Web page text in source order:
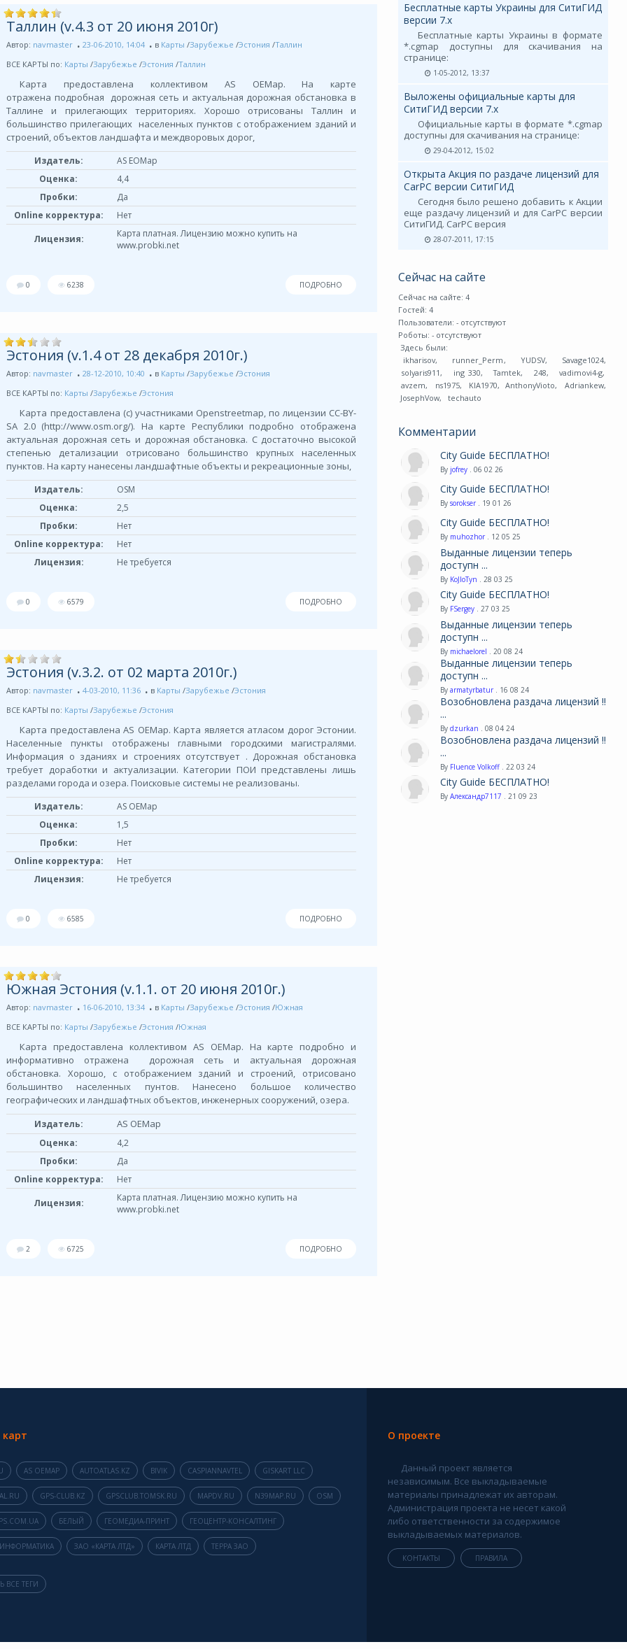
Таллин (v.4.3 от 20 июня 2010г)
Автор: navmaster 23-06-2010, 14:04 в Карты /Зарубежье /Эстония /Таллин
ВСЕ КАРТЫ по: Карты /Зарубежье /Эстония /Таллин
Карта предоставлена коллективом AS OEMap. На карте
отражена подробная дорожная сеть и актуальная дорожная обстановка в
Таллине и прилегающих территориях. Хорошо отрисованы Таллин и
большинство прилегающих населенных пунктов с отображением зданий и
строений, объектов ландшафта и междворовых дорог,
Издатель:
AS EOMap
Оценка:
4,4
Пробки:
Да
Online корректура:
Нет
Лицензия:
Карта платная. Лицензию можно купить на
www.probki.net
0 6238 ПОДРОБНО
Эстония (v.1.4 от 28 декабря 2010г.)
Автор: navmaster 28-12-2010, 10:40 в Карты /Зарубежье /Эстония
ВСЕ КАРТЫ по: Карты /Зарубежье /Эстония
Карта предоставлена (с) участниками Openstreetmap, по лицензии СС-BY-
SA 2.0 (http://www.osm.org/). На карте Республики подробно отображена
актуальная дорожная сеть и дорожная обстановка. С достаточно высокой
степенью детализации отрисовано большинство крупных населенных
пунктов. На карту нанесены ландшафтные объекты и рекреационные зоны,
Издатель:
OSM
Оценка:
2,5
Пробки:
Нет
Online корректура:
Нет
Лицензия:
Не требуется
0 6579 ПОДРОБНО
Эстония (v.3.2. от 02 марта 2010г.)
Автор: navmaster 4-03-2010, 11:36 в Карты /Зарубежье /Эстония
ВСЕ КАРТЫ по: Карты /Зарубежье /Эстония
Карта предоставлена AS OEMap. Карта является атласом дорог Эстонии.
Населенные пункты отображены главными городскими магистралями.
Информация о зданиях и строениях отсутствует . Дорожная обстановка
требует доработки и актуализации. Категории ПОИ представлены лишь
разделами города и озера. Поисковые системы не реализованы.
Издатель:
AS OEMap
Оценка:
1,5
Пробки:
Нет
Online корректура:
Нет
Лицензия:
Не требуется
0 6585 ПОДРОБНО
Южная Эстония (v.1.1. от 20 июня 2010г.)
Автор: navmaster 16-06-2010, 13:34 в Карты /Зарубежье /Эстония /Южная
ВСЕ КАРТЫ по: Карты /Зарубежье /Эстония /Южная
Карта предоставлена коллективом AS OEMap. На карте подробно и
информативно отражена дорожная сеть и актуальная дорожная
обстановка. Хорошо, с отображением зданий и строений, отрисовано
большинтво населенных пунтов. Нанесено большое количество
географических и ландшафтных объектов, инженерных сооружений, озера.
Издатель: AS OEMap
Оценка:
4,2
Пробки:
Да
Online корректура:
Нет
Лицензия:
Карта платная. Лицензию можно купить на
www.probki.net
2 6725 ПОДРОБНО
Бесплатные карты Украины для СитиГИД
версии 7.х
Бесплатные карты Украины в формате
*.cgmap доступны для скачивания на
странице:
1-05-2012, 13:37
Выложены официальные карты для
СитиГИД версии 7.х
Официальные карты в формате *.cgmap
доступны для скачивания на странице:
29-04-2012, 15:02
Открыта Акция по раздаче лицензий для
CarPC версии СитиГИД
Сегодня было решено добавить к Акции
еще раздачу лицензий и для CarPC версии
СитиГИД. CarPC версия
28-07-2011, 17:15
Сейчас на сайте
Сейчас на сайте: 4
Гостей: 4
Пользователи:- отсутствуют
Роботы:- отсутствуют
Здесь были:
ikharisov, runner_Perm, YUDSV, Savage1024,
solyaris911, ing 330, Tamtek, 248, vadimovi4-g,
avzem, ns1975, KIA1970, AnthonyVioto, Adriankew,
JosephVow, techauto
Комментарии
City Guide БЕСПЛАТНО!
By jofrey . 06 02 26
City Guide БЕСПЛАТНО!
Bysorokser . 19 01 26
City Guide БЕСПЛАТНО!
By muhozhor . 12 05 25
Выданные лицензии теперь
доступн ...
By KoJIoTyn . 28 03 25
City Guide БЕСПЛАТНО!
By FSergey . 27 03 25
Выданные лицензии теперь
доступн ...
By michaelorel . 20 08 24
Выданные лицензии теперь
доступн ...
Byarmatyrbatur . 16 08 24
Возобновлена раздача лицензий !!
...
Bydzurkan . 08 04 24
Возобновлена раздача лицензий !!
...
By Fluence Volkoff . 22 03 24
City Guide БЕСПЛАТНО!
ByАлександр7117 . 21 09 23
AS OEMAP AUTOATLAS.KZ BIVIK CASPIANNAVTEL GISKART LLC
GPS-CLUB.KZ GPSCLUB.TOMSK.RU MAPDV.RU N39MAP.RU OSM
БЕЛЫЙ ГЕОМЕДИА-ПРИНТ ГЕОЦЕНТР-КОНСАЛТИНГ
ЗАО «КАРТА ЛТД» КАРТА ЛТД ТЕРРА ЗАО
ВСЕ ТЕГИ
О проекте
Данный проект является
независимым. Все выкладываемые
материалы принадлежат их авторам.
Администрация проекта не несет какой
либо ответственности за содержимое
выкладываемых материалов.
КОНТАКТЫ ПРАВИЛА